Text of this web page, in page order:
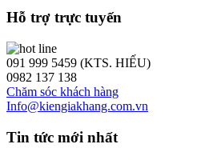
Hỗ trợ trực tuyến
091 999 5459 (KTS. HIẾU)
0982 137 138
Chăm sóc khách hàng
Info@kiengiakhang.com.vn
Tin tức mới nhất